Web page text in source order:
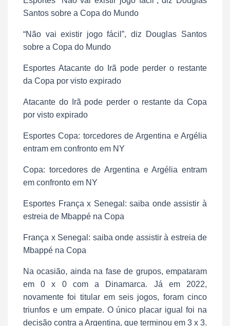
Santos sobre a Copa do Mundo
“Não vai existir jogo fácil”, diz Douglas Santos
sobre a Copa do Mundo
Esportes Atacante do Irã pode perder o restante
da Copa por visto expirado
Atacante do Irã pode perder o restante da Copa
por visto expirado
Esportes Copa: torcedores de Argentina e Argélia
entram em confronto em NY
Copa: torcedores de Argentina e Argélia entram
em confronto em NY
Esportes França x Senegal: saiba onde assistir à
estreia de Mbappé na Copa
França x Senegal: saiba onde assistir à estreia de
Mbappé na Copa
Na ocasião, ainda na fase de grupos, empataram
em 0 x 0 com a Dinamarca. Já em 2022,
novamente foi titular em seis jogos, foram cinco
triunfos e um empate. O único placar igual foi na
decisão contra a Argentina, que terminou em 3 x 3.